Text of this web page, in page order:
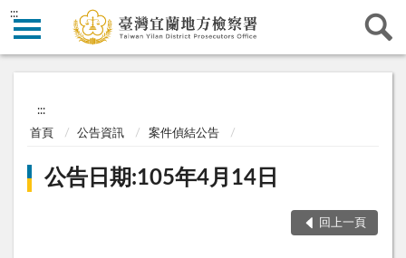
:::
:::
首頁 公告資訊 案件偵結公告
公告日期:105年4月14日
回上一頁